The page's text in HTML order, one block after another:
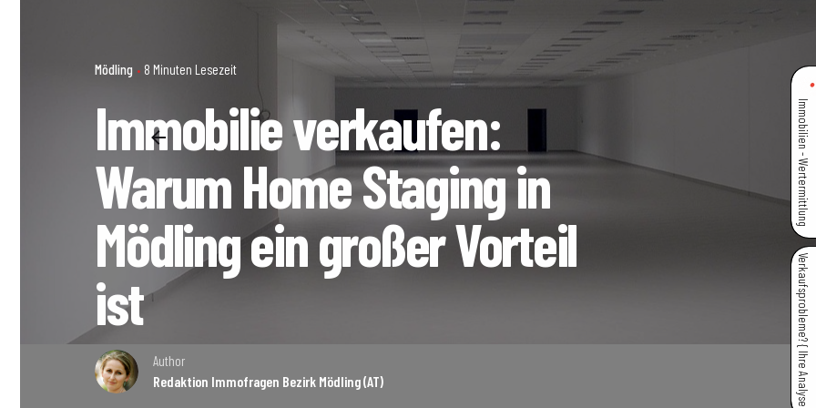
Mödling 8 Minuten Lesezeit
Immobilie verkaufen:
Warum Home Staging in
Mödling ein großer Vorteil
ist
Author
Redaktion Immofragen Bezirk Mödling (AT)
Immobilien - Wertermittlung
Verkaufsprobleme? { Ihre Analyse }